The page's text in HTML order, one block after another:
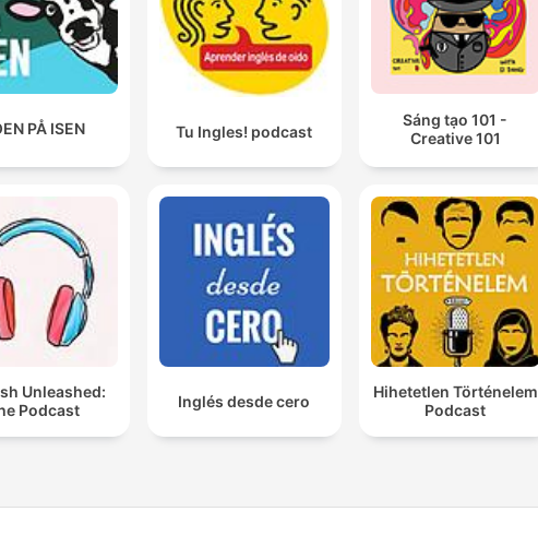
PÅ ISEN Tu Ingles! podcast
Sáng tạo 101 -
Creative 101
Unleashed:
Podcast
Inglés desde cero
Hihetetlen Történelem
Podcast